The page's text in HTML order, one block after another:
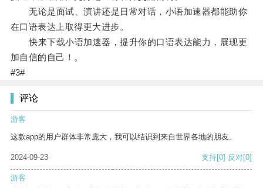
无论是面试、演讲还是日常对话，小语加速器都能助你
在口语表达上取得更大进步。
快来下载小语加速器，提升你的口语表达能力，展现更
加自信的自己！。
#3#
评论
游客
这款app的用户群体非常庞大，我可以结识到来自世界各地的朋友。
2024-09-23 支持[0] 反对[0]
游客